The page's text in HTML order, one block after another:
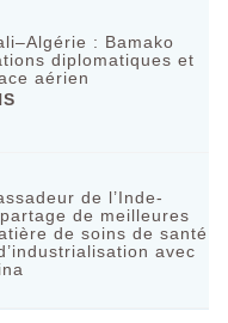
: Bamako
diplomatiques et
aérien
de l’Inde-
de meilleures
de soins de santé
avec